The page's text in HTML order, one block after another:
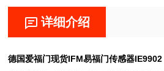
详细介绍
德国爱福门现货IFM易福门传感器IE9902